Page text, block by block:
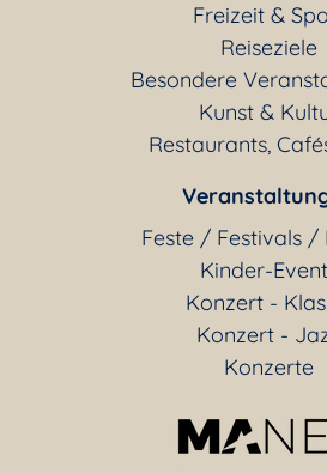
Freizeit &
Reiseziele
Besondere
Kunst &
Restaurants,
Feste / Festivals /
Kinder-
Konzert -
Konzert -
Konzerte